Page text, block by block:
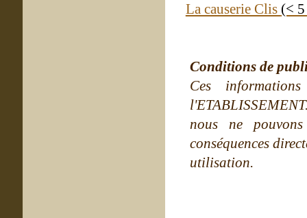
La causerie Clis (<
Conditions de
Ces
nous ne
conséquences
utilisation.